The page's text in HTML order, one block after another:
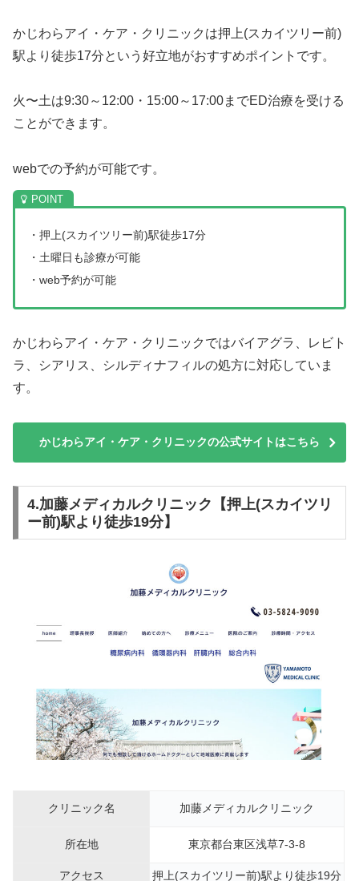
かじわらアイ・ケア・クリニックは押上(スカイツリー前)
駅より徒歩17分という好立地がおすすめポイントです。
火〜土は9:30～12:00・15:00～17:00までED治療を受ける
ことができます。
webでの予約が可能です。
・押上(スカイツリー前)駅徒歩17分
・土曜日も診療が可能
・web予約が可能
かじわらアイ・ケア・クリニックではバイアグラ、レビト
ラ、シアリス、シルディナフィルの処方に対応していま
す。
かじわらアイ・ケア・クリニックの公式サイトはこちら
4.加藤メディカルクリニック【押上(スカイツリ
ー前)駅より徒歩19分】
クリニック名 加藤メディカルクリニック
所在地 東京都台東区浅草7-3-8
アクセス 押上(スカイツリー前)駅より徒歩19分